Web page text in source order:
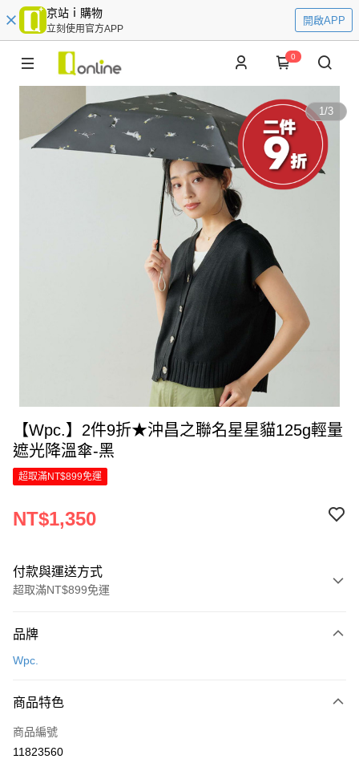
京站ｉ購物
立刻使用官方APP
開啟APP
0
1/3
【Wpc.】2件9折★沖昌之聯名星星貓125g輕量
遮光降溫傘-黑
超取滿NT$899免運
NT$1,350
付款與運送方式
超取滿NT$899免運
信用卡一次付款
Apple Pay
街口支付
品牌
Wpc.
商品特色
商品編號
11823560